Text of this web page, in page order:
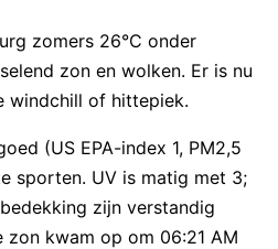
zomers 26°C onder
zon en wolken. Er is nu
windchill of hittepiek.
(US EPA-index 1, PM2,5
sporten. UV is matig met 3;
zijn verstandig
zon kwam op om 06:21 AM